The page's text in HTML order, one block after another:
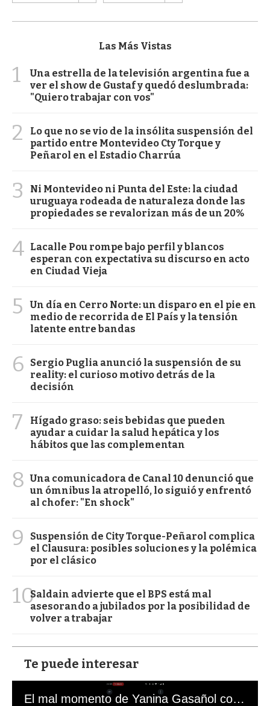
Las Más Vistas
1
Una estrella de la televisión argentina fue a
ver el show de Gustaf y quedó deslumbrada:
"Quiero trabajar con vos"
2
Lo que no se vio de la insólita suspensión del
partido entre Montevideo Cty Torque y
Peñarol en el Estadio Charrúa
3
Ni Montevideo ni Punta del Este: la ciudad
uruguaya rodeada de naturaleza donde las
propiedades se revalorizan más de un 20%
4 Lacalle Pou rompe bajo perfil y blancos
esperan con expectativa su discurso en acto
en Ciudad Vieja
5
Un día en Cerro Norte: un disparo en el pie en
medio de recorrida de El País y la tensión
latente entre bandas
6
Sergio Puglia anunció la suspensión de su
reality: el curioso motivo detrás de la
decisión
7
Hígado graso: seis bebidas que pueden
ayudar a cuidar la salud hepática y los
hábitos que las complementan
8 Una comunicadora de Canal 10 denunció que
un ómnibus la atropelló, lo siguió y enfrentó
al chofer: "En shock"
9
Suspensión de City Torque-Peñarol complica
el Clausura: posibles soluciones y la polémica
por el clásico
10Saldain advierte que el BPS está mal
asesorando a jubilados por la posibilidad de
volver a trabajar
Te puede interesar
El mal momento de Yanina Gasañol con un hincha argentino en "Subrayado"